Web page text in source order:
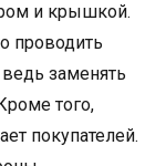
и крышкой.
проводить
заменять
того,
покупателей.